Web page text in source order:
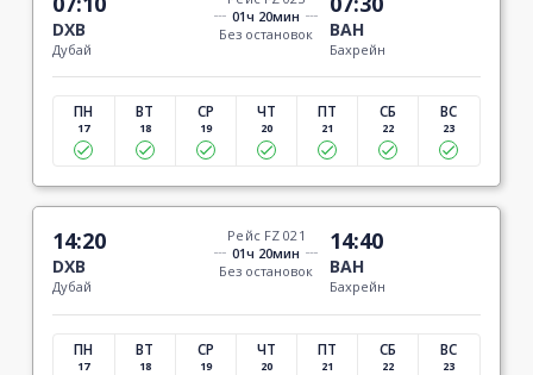
DXB
Дубай
01ч 20мин
Без остановок
BAH
Бахрейн
ПН
17
ВТ
18
СР
19
ЧТ
20
ПТ
21
СБ
22
ВС
23
14:20
DXB
Дубай
Рейс FZ 021
01ч 20мин
Без остановок
14:40
BAH
Бахрейн
ПН
17
ВТ
18
СР
19
ЧТ
20
ПТ
21
СБ
22
ВС
23